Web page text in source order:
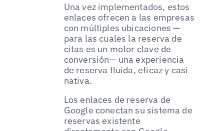
Una vez implementados, estos
enlaces ofrecen a las empresas
con múltiples ubicaciones —
para las cuales la reserva de
citas es un motor clave de
conversión— una experiencia
de reserva fluida, eficaz y casi
nativa.
Los enlaces de reserva de
Google conectan su sistema de
reservas existente